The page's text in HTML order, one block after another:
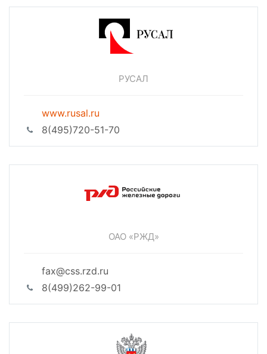
РУСАЛ
www.rusal.ru
8(495)720-51-70
ОАО «РЖД»
fax@css.rzd.ru
8(499)262-99-01